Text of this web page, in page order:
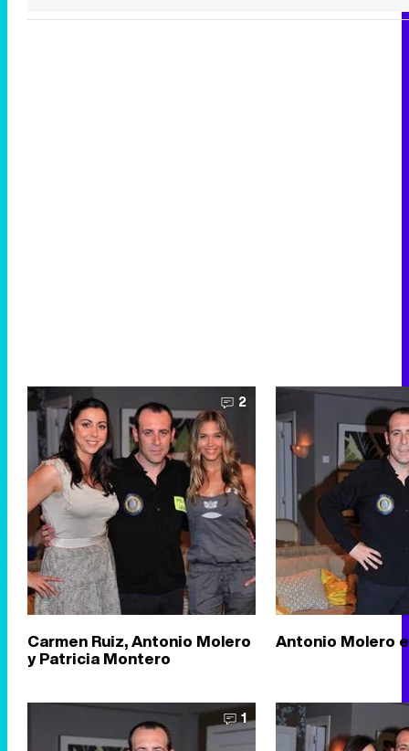
2
Carmen Ruiz, Antonio Molero
y Patricia Montero
Antonio Molero
1